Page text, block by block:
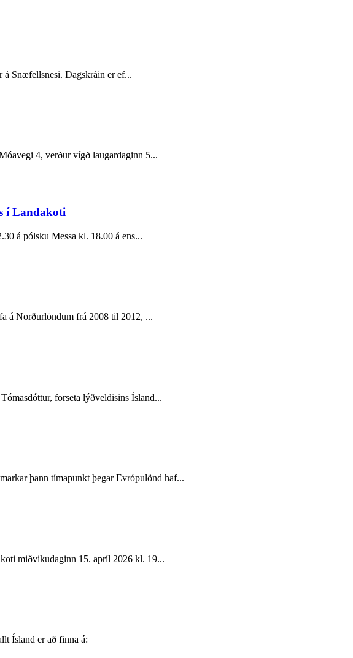
Snæfellsnesi. Dagskráin er ef...
4, verður vígð laugardaginn 5...
í Landakoti
á pólsku Messa kl. 18.00 á ens...
á Norðurlöndum frá 2008 til 2012, ...
forseta lýðveldisins Ísland...
þann tímapunkt þegar Evrópulönd haf...
miðvikudaginn 15. apríl 2026 kl. 19...
Ísland er að finna á: